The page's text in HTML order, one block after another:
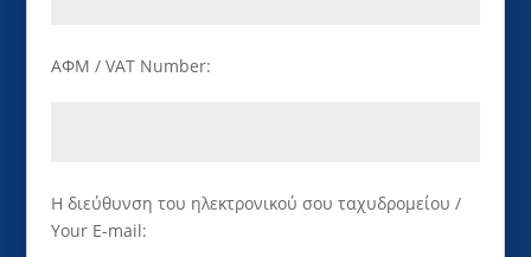
ΑΦΜ / VAT Number:
Η διεύθυνση του ηλεκτρονικού σου ταχυδρομείου /
Your E-mail: